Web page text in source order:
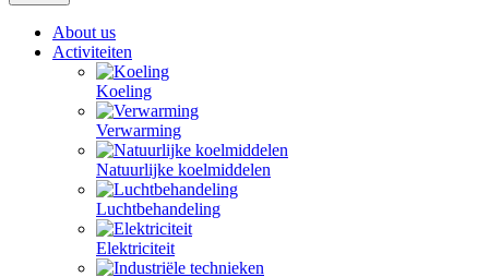
About us
Activiteiten
Koeling
Verwarming
Natuurlijke koelmiddelen
Luchtbehandeling
Elektriciteit